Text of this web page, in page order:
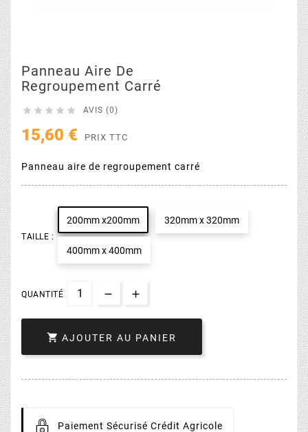
Panneau Aire De
Regroupement Carré
     AVIS (0)
15,60 € PRIX TTC
Panneau aire de regroupement carré
TAILLE :
200mm x200mm 320mm x 320mm
400mm x 400mm
QUANTITÉ
 AJOUTER AU PANIER
Paiement Sécurisé Crédit Agricole